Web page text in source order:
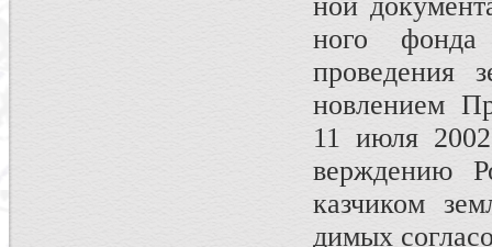
ного фонда
проведения
новлением
11 июля
верждению
казчиком
димых